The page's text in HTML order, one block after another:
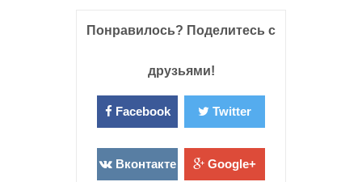
Понравилось? Поделитесь с
друзьями!
Facebook Twitter
Вконтакте Google+